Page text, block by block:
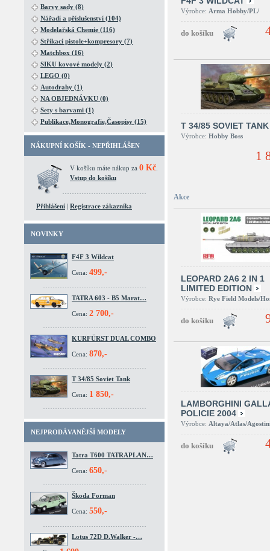
Barvy sady (8)
Nářadí a příslušenství (104)
Modelařská Chemie (116)
Stříkací pistole+kompresory (7)
Matchbox (16)
SIKU kovové modely (2)
LEGO (0)
Autodrahy (1)
NA OBJEDNÁVKU (0)
Sety s barvami (1)
Publikace,Monografie,Časopisy (15)
NÁKUPNÍ KOŠÍK - NEPŘIHLÁŠEN
V košíku máte nákup za 0 Kč
Vstup do košíku
Přihlášení | Registrace zákazníka
NOVINKY
F4F 3 Wildcat
Cena: 499,-
TATRA 603 - B5 Marat…
Cena: 2 700,-
KURFÜRST DUAL COMBO
Cena: 870,-
T 34/85 Soviet Tank
Cena: 1 850,-
NEJPRODÁVANĚJŠÍ MODELY
Tatra T600 TATRAPLAN…
Cena: 650,-
Škoda Forman
Cena: 550,-
Lotus 72D D.Walker -…
Výrobce: Arma Hobby/PL/
T 34/85 SOVIET TANK
Výrobce: Hobby Boss
1
Akce
LEOPARD 2A6 2 IN 1
LIMITED EDITION
Výrobce: Rye Field Models/
LAMBORGHINI
POLICIE 2004
Výrobce: Altaya/Atlas/